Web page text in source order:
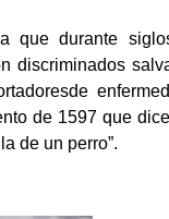
que durante
discriminados
de 1597 que
de un perro”.